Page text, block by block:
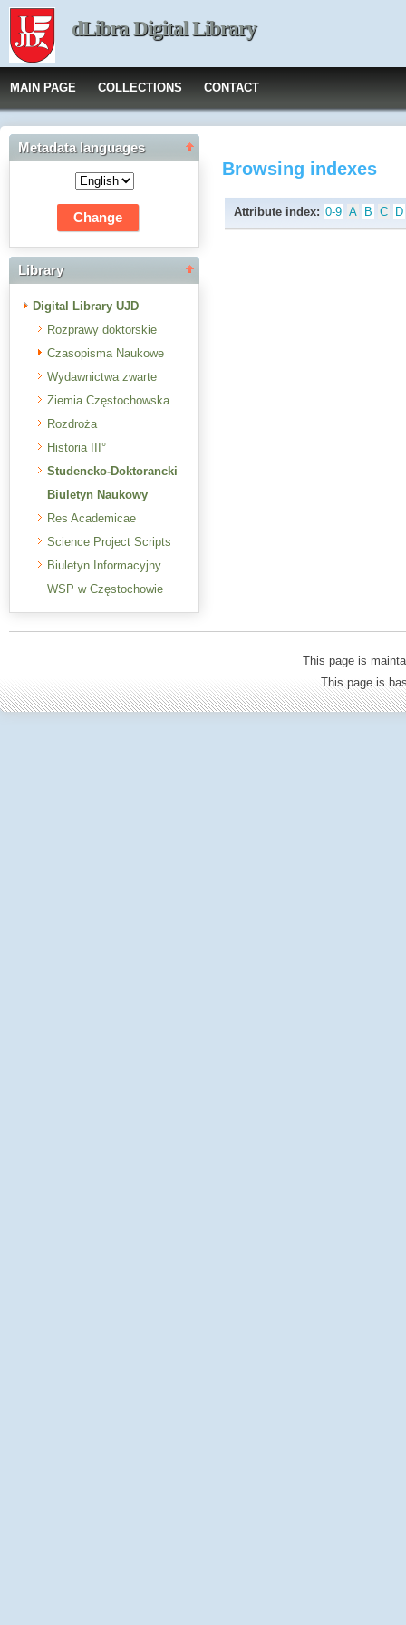
dLibra Digital Library
MAIN PAGE COLLECTIONS CONTACT
Metadata languages
Library
Digital Library UJD
Rozprawy doktorskie
Czasopisma Naukowe
Wydawnictwa zwarte
Ziemia Częstochowska
Rozdroża
Historia III°
Studencko-Doktorancki
Biuletyn Naukowy
Res Academicae
Science Project Scripts
Biuletyn Informacyjny
WSP w Częstochowie
Browsing indexes
Attribute index: 0-9 A B C D
This page is
This page is